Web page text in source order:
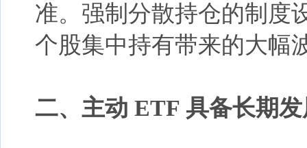
准。强制分散持仓的制度
个股集中持有带来的大幅
二、 主动 ETF 具备长期